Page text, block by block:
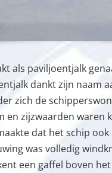
als paviljoentjalk
dankt zijn naam
zich de
en zijzwaarden waren
dat het schip
was volledig
een gaffel boven